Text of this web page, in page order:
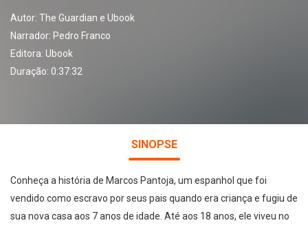
Autor: The Guardian e Ubook
Narrador: Pedro Franco
Editora: Ubook
Duração: 0:37:32
SINOPSE
Conheça a história de Marcos Pantoja, um espanhol que foi
vendido como escravo por seus pais quando era criança e fugiu de
sua nova casa aos 7 anos de idade. Até aos 18 anos, ele viveu no